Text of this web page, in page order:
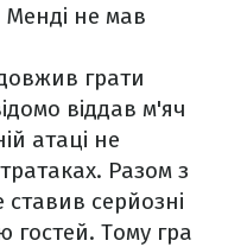
не мав
грати
віддав м'яч
атаці не
Разом з
серйозні
Тому гра